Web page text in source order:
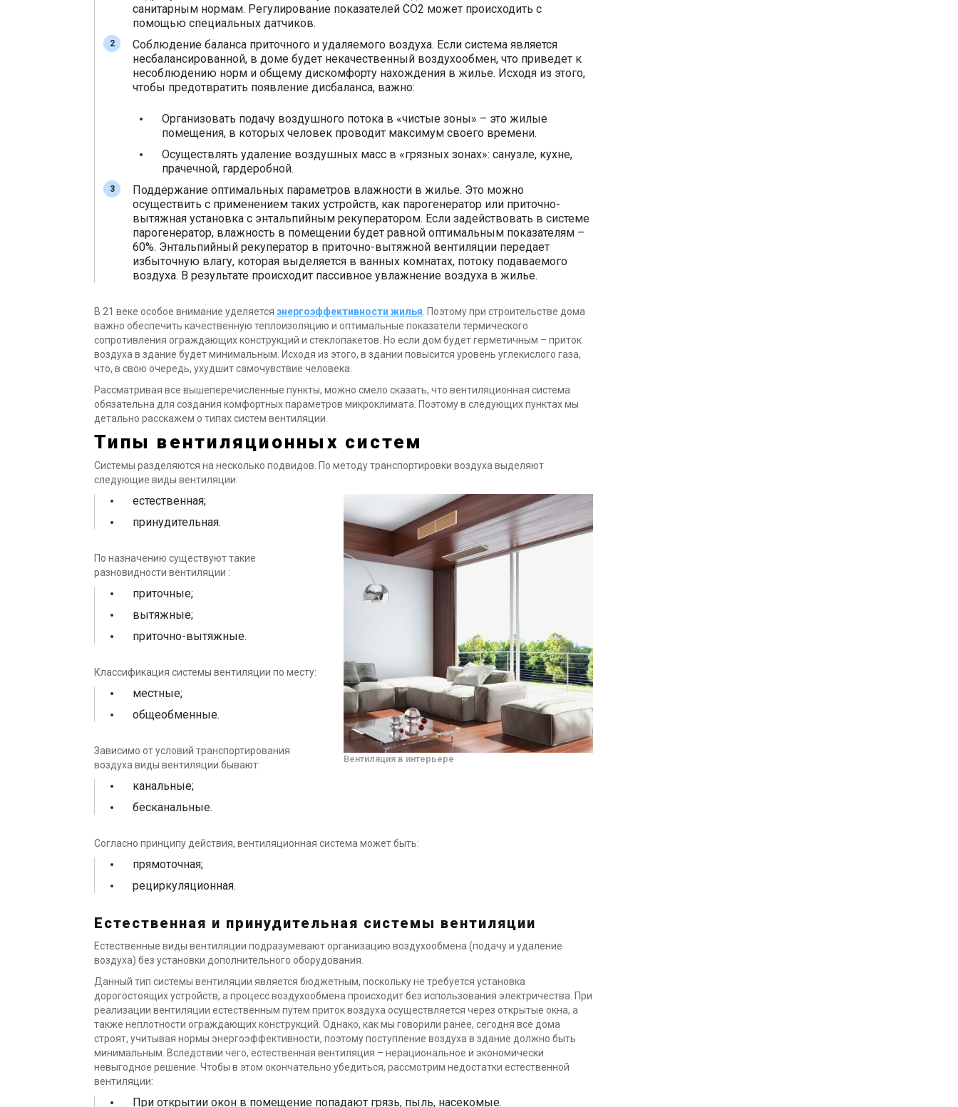
санитарным нормам. Регулирование показателей СО2 может происходить с
помощью специальных датчиков.
Соблюдение баланса приточного и удаляемого воздуха. Если система является
несбалансированной, в доме будет некачественный воздухообмен, что приведет к
несоблюдению норм и общему дискомфорту нахождения в жилье. Исходя из этого,
чтобы предотвратить появление дисбаланса, важно:
Организовать подачу воздушного потока в «чистые зоны» – это жилые
помещения, в которых человек проводит максимум своего времени.
Осуществлять удаление воздушных масс в «грязных зонах»: санузле, кухне,
прачечной, гардеробной.
Поддержание оптимальных параметров влажности в жилье. Это можно
осуществить с применением таких устройств, как парогенератор или приточно-
вытяжная установка с энтальпийным рекуператором. Если задействовать в системе
парогенератор, влажность в помещении будет равной оптимальным показателям –
60%. Энтальпийный рекуператор в приточно-вытяжной вентиляции передает
избыточную влагу, которая выделяется в ванных комнатах, потоку подаваемого
воздуха. В результате происходит пассивное увлажнение воздуха в жилье.
В 21 веке особое внимание уделяется энергоэффективности жилья . Поэтому при строительстве дома
важно обеспечить качественную теплоизоляцию и оптимальные показатели термического
сопротивления ограждающих конструкций и стеклопакетов. Но если дом будет герметичным – приток
воздуха в здание будет минимальным. Исходя из этого, в здании повысится уровень углекислого газа,
что, в свою очередь, ухудшит самочувствие человека.
Рассматривая все вышеперечисленные пункты, можно смело сказать, что вентиляционная система
обязательна для создания комфортных параметров микроклимата. Поэтому в следующих пунктах мы
детально расскажем о типах систем вентиляции.
Типы вентиляционных систем
Системы разделяются на несколько подвидов. По методу транспортировки воздуха выделяют
следующие виды вентиляции:
Вентиляция в интерьере
естественная;
принудительная.
По назначению существуют такие
разновидности вентиляции :
приточные;
вытяжные;
приточно-вытяжные.
Классификация системы вентиляции по месту:
местные;
общеобменные.
Зависимо от условий транспортирования
воздуха виды вентиляции бывают:
канальные;
бесканальные.
Согласно принципу действия, вентиляционная система может быть:
прямоточная;
рециркуляционная.
Естественная и принудительная системы вентиляции
Естественные виды вентиляции подразумевают организацию воздухообмена (подачу и удаление
воздуха) без установки дополнительного оборудования.
Данный тип системы вентиляции является бюджетным, поскольку не требуется установка
дорогостоящих устройств, а процесс воздухообмена происходит без использования электричества. При
реализации вентиляции естественным путем приток воздуха осуществляется через открытые окна, а
также неплотности ограждающих конструкций. Однако, как мы говорили ранее, сегодня все дома
строят, учитывая нормы энергоэффективности, поэтому поступление воздуха в здание должно быть
минимальным. Вследствии чего, естественная вентиляция – нерациональное и экономически
невыгодное решение. Чтобы в этом окончательно убедиться, рассмотрим недостатки естественной
вентиляции:
При открытии окон в помещение попадают грязь, пыль, насекомые.